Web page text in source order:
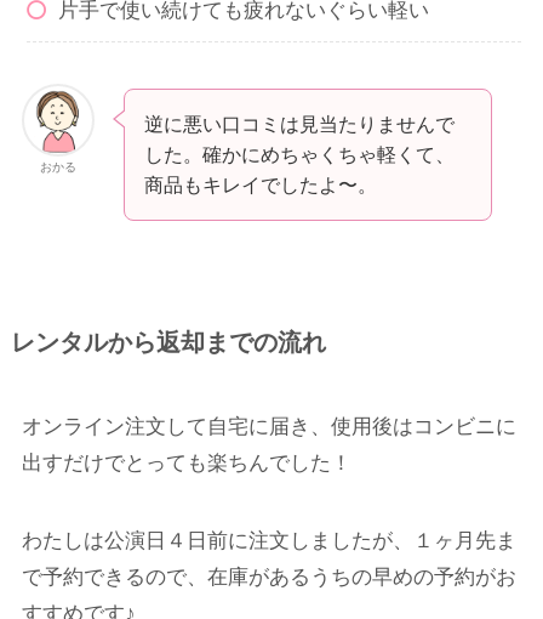
片手で使い続けても疲れないぐらい軽い
おかる
逆に悪い口コミは見当たりませんで
した。確かにめちゃくちゃ軽くて、
商品もキレイでしたよ〜。
レンタルから返却までの流れ
オンライン注文して自宅に届き、使用後はコンビニに
出すだけでとっても楽ちんでした！
わたしは公演日４日前に注文しましたが、１ヶ月先ま
で予約できるので、在庫があるうちの早めの予約がお
すすめです♪